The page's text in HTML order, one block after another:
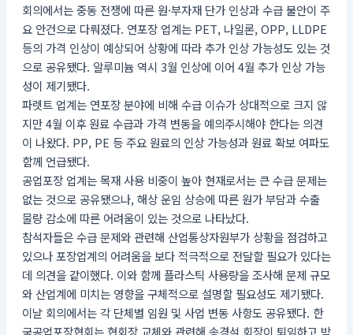
회의에서는 중동 전쟁에 따른 원·부자재 단가 인상과 수급 불안이 주
요 안건으로 다뤄졌다. 연포장 업계는 PET, 나일론, OPP, LLDPE
등의 가격 인상이 예상되어 상황에 따라 추가 인상 가능성도 있는 것
으로 공유됐다. 알루미늄 역시 3월 인상에 이어 4월 추가 인상 가능
성이 제기됐다.
파렛트 업계는 연포장 분야에 비해 수급 이슈가 상대적으로 크지 않
지만 4월 이후 원료 수급과 가격 변동을 예의주시해야 한다는 의견
이 나왔다. PP, PE 등 주요 원료의 인상 가능성과 원료 확보 여파도
함께 언급됐다.
공업포장 업계는 목재 사용 비중이 높아 현재로서는 큰 수급 문제는
없는 것으로 공유됐으나, 해상 운임 상승에 따른 원가 부담과 수출
물량 감소에 따른 어려움이 있는 것으로 나타났다.
참석자들은 수급 문제와 관련해 산업통상자원부가 상황을 점검하고
있으나 포장업계의 어려움을 보다 적극적으로 전달할 필요가 있다는
데 의견을 같이했다. 이와 함께 플라스틱 사용량을 조사해 문제 규모
와 산업계에 미치는 영향을 구체적으로 설명할 필요성도 제기됐다.
이날 회의에서는 각 단체별 임원 및 사업 변동 사항도 공유됐다. 한
국공업포장협회는 협회장 교체와 관련해 송경석 회장이 퇴임하고 박